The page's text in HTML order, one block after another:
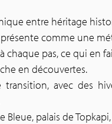
entre héritage
comme une
chaque pas, ce qui en
en découvertes.
avec des
palais de Topkapi,